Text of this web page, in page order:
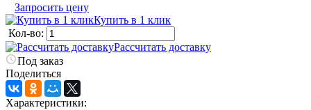
Запросить цену
Купить в 1 клик
Кол-во:
Рассчитать доставку
Под заказ
Поделиться
Характеристики: